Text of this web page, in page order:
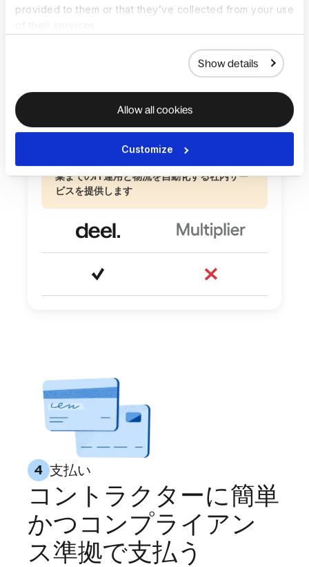
provided to them or that they’ve collected from your use
Show details
Allow all cookies
Customize
ガイダンスを収めたナレッジハブ
棄までのIT運用と物流を自動化する社内サー
ビスを提供します
4 支払い
コントラクターに簡単
かつコンプライアン
ス準拠で支払う